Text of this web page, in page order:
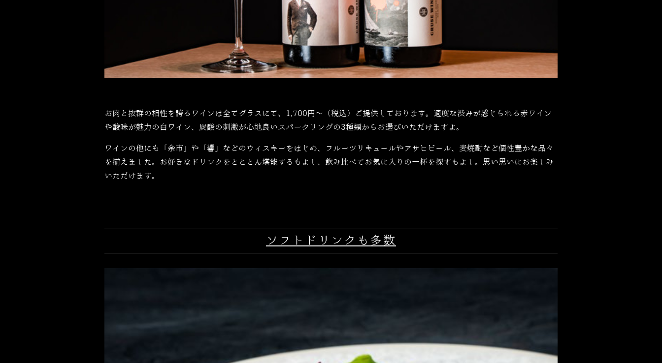
お肉と抜群の相性を誇るワインは全てグラスにて、 1,700 円～（税込）ご提供しております。適度な渋みが感じられる赤ワイン
や酸味が魅力の白ワイン、炭酸の刺激が心地良いスパークリングの3種類からお選びいただけますよ。
ワインの他にも「余市」や「響」などのウィスキーをはじめ、フルーツリキュールやアサヒビール、麦焼酎など個性豊かな品々
を揃えました。お好きなドリンクをとことん堪能するもよし、飲み比べてお気に入りの一杯を探すもよし。思い思いにお楽しみ
いただけます。
ソフトドリンクも多数